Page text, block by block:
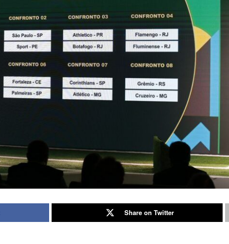
Share on Twitter